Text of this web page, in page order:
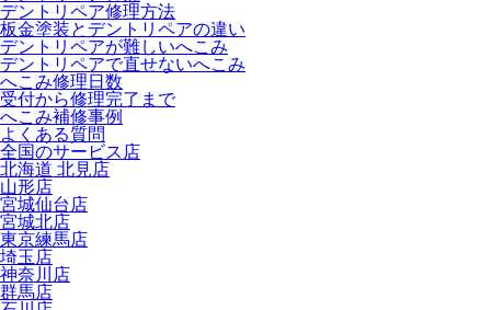
デントリペア修理方法
板金塗装とデントリペアの違い
デントリペアが難しいへこみ
デントリペアで直せないへこみ
へこみ修理日数
受付から修理完了まで
へこみ補修事例
よくある質問
全国のサービス店
北海道 北見店
山形店
宮城仙台店
宮城北店
東京練馬店
埼玉店
神奈川店
群馬店